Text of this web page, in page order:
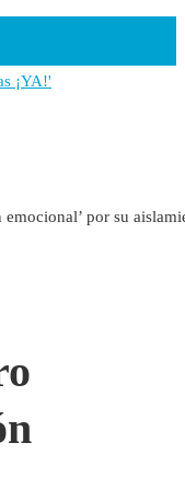
emocional’ por su